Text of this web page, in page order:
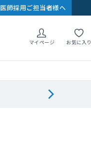
医師採用ご担当者様へ
マイページ お気に入り